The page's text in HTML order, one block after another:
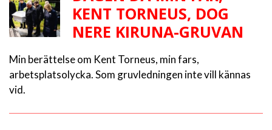
KENT TORNEUS, DOG
NERE KIRUNA-GRUVAN
Min berättelse om Kent Torneus, min fars,
arbetsplatsolycka. Som gruvledningen inte vill kännas
vid.